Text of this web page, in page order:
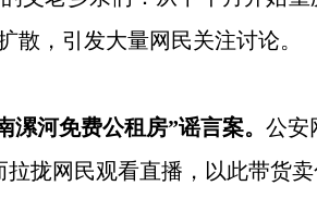
散，引发大量网民关注讨论。
漯河免费公租房”谣言案。公安
拢网民观看直播，以此带货卖